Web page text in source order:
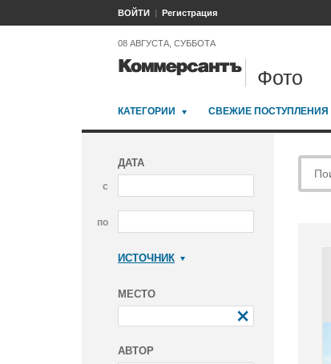
ВОЙТИ Регистрация
08 АВГУСТА, СУББОТА
Фото
КАТЕГОРИИ СВЕЖИЕ ПОСТУПЛЕНИЯ
ДАТА
с
по
ИСТОЧНИК
МЕСТО
АВТОР